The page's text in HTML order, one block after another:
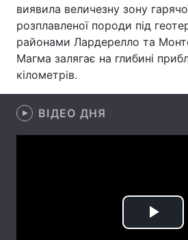
Лонгріди
Відео з Youtube
Інтерв'ю
Архів
виявила величезну зону
розплавленої породи під
районами Лардерелло та
Магма залягає на глибині
кілометрів.
ВІДЕО ДНЯ
Play